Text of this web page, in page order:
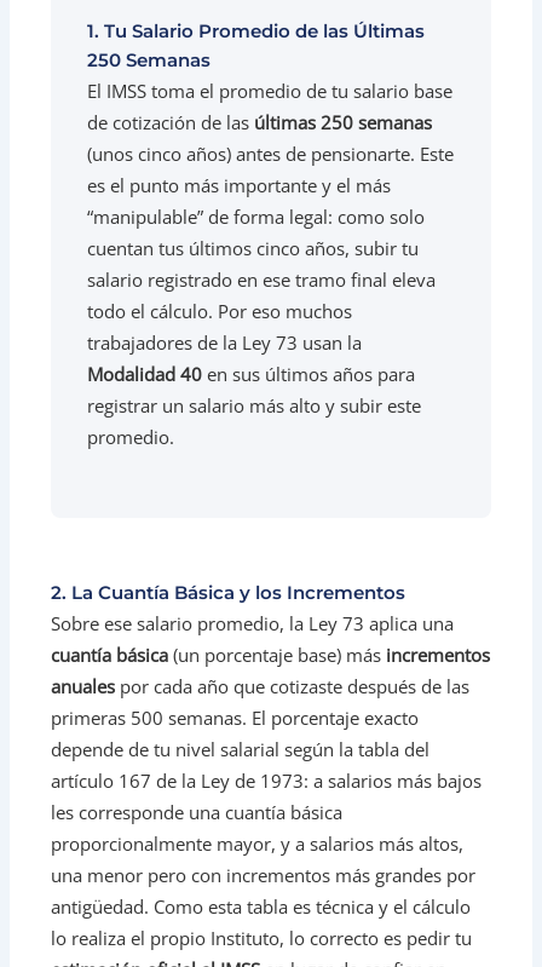
1. Tu Salario Promedio de las Últimas
250 Semanas
El IMSS toma el promedio de tu salario base
de cotización de las últimas 250 semanas
(unos cinco años) antes de pensionarte. Este
es el punto más importante y el más
“manipulable” de forma legal: como solo
cuentan tus últimos cinco años, subir tu
salario registrado en ese tramo final eleva
todo el cálculo. Por eso muchos
trabajadores de la Ley 73 usan la
Modalidad 40 en sus últimos años para
registrar un salario más alto y subir este
promedio.
2. La Cuantía Básica y los Incrementos
Sobre ese salario promedio, la Ley 73 aplica una
cuantía básica (un porcentaje base) más incrementos
anuales por cada año que cotizaste después de las
primeras 500 semanas. El porcentaje exacto
depende de tu nivel salarial según la tabla del
artículo 167 de la Ley de 1973: a salarios más bajos
les corresponde una cuantía básica
proporcionalmente mayor, y a salarios más altos,
una menor pero con incrementos más grandes por
antigüedad. Como esta tabla es técnica y el cálculo
lo realiza el propio Instituto, lo correcto es pedir tu